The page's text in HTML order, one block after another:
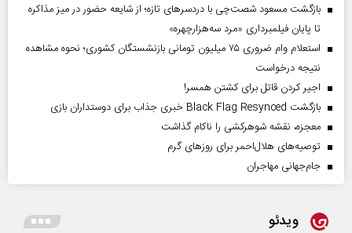
بازگشت مسعود شصت‌چی با دردسر‌های تازه؛ از شایعه حضور در میز مذاکره
تا پایان فیلمبرداری «مرد سه‌هزارچهره»
استعلام وام ضروری ۷۵ میلیون تومانی بازنشستگان کشوری؛ نحوه مشاهده
نتیجه درخواست
اجیر کردن قاتل برای کشتن همسر!
بازگشت Black Flag Resynced خبری جذاب برای دوستداران بازی
معجزه، نقشه شوهرکشی را ناکام گذاشت
توصیه‌های هلال‌احمر برای روز‌های گرم
جام‌جهانی مهاجران
ویدئو